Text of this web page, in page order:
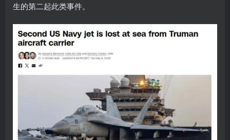
生的第二起此类事件。